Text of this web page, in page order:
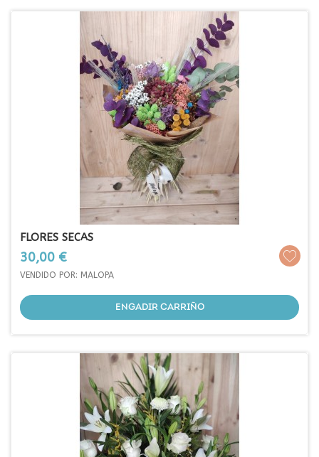
FLORES SECAS
Prezo
30,00 €
VENDIDO POR: MALOPA
ENGADIR CARRIÑO